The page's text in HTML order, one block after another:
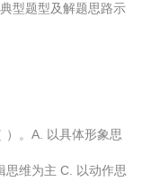
型题型及解题思路示
）。A. 以具体形象思
思维为主 C. 以动作思